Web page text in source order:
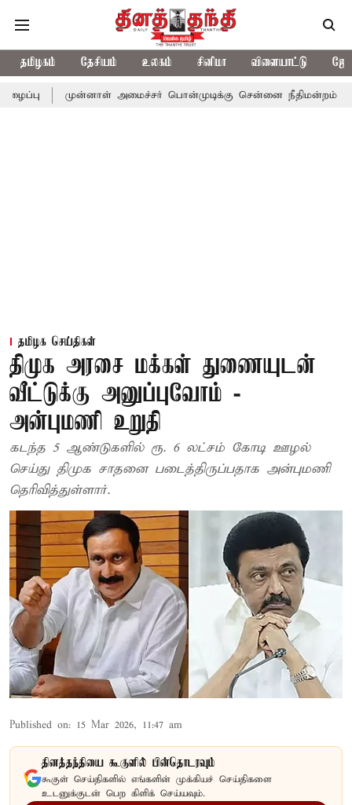
தமிழகம் தேசியம் உலகம் சினிமா விளையாட்டு
முன்னாள் அமைச்சர் பொன்முடிக்கு சென்னை நீதிமன்றம் பிடிவாராண்ட்
தமிழக செய்திகள்
திமுக அரசை மக்கள் துணையுடன்
வீட்டுக்கு அனுப்புவோம் -
அன்புமணி உறுதி
கடந்த 5 ஆண்டுகளில் ரூ. 6 லட்சம் கோடி ஊழல்
செய்து திமுக சாதனை படைத்திருப்பதாக அன்புமணி
தெரிவித்துள்ளார்.
Published on: 15 Mar 2026, 11:47 am
தினத்தந்தியை கூகுளில் பின்தொடரவும்
கூகுள் செய்திகளில் எங்களின் முக்கியச் செய்திகளை
உடனுக்குடன் பெற கிளிக் செய்யவும்.